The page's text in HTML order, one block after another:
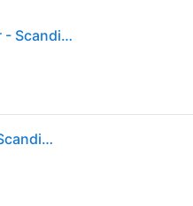
Pop Wandlamp White - Nordlux Pop Wall - Woonkamer - Scandinavisch - Metaal - 1 lamp
Pop Wandlamp White - Nordlux Pop Wall - Woonkamer - Scandinavisch - Metaal - 1 lamp